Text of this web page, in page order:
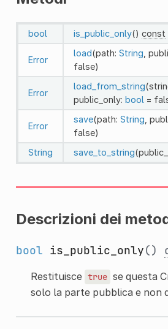
bool is_public_only() const
Error
load(path: String ,
false)
Error
load_from_string
public_only: bool =
Error
save(path: String ,
false)
String
save_to_string
Descrizioni dei
bool is_public_only()
Restituisce true se questa
solo la parte pubblica e non